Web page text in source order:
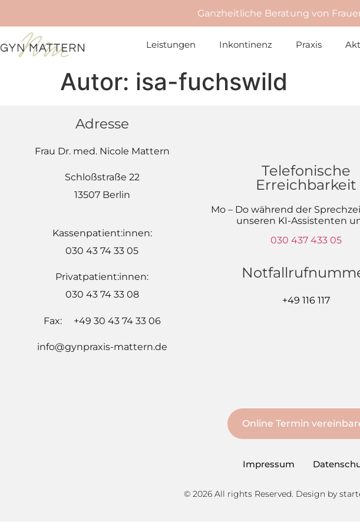
Ganzheitliche Beratung von
Leistungen Inkontinenz Praxis
Autor: isa-fuchswild
Adresse
Frau Dr. med. Nicole Mattern
Schloßstraße 22
13507 Berlin
Kassenpatient:innen:
030 43 74 33 05
Privatpatient:innen:
030 43 74 33 08
Fax: +49 30 43 74 33 06
info@gynpraxis-mattern.de
Telefonische
Erreichbarkeit
Mo – Do während der
unseren KI-Assistenten
030 437 433 05
+49 116 117
Online Termin
Impressum
© 2026 All rights Reserved. Design by